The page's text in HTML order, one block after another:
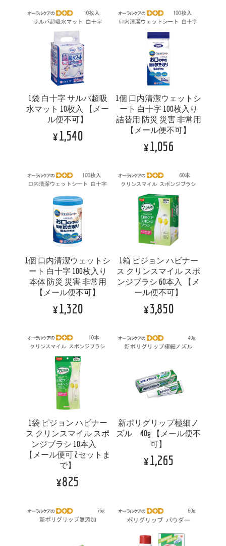
1袋 白十字 サルバ超吸
水マット 10枚入 【メー
ル便不可】
¥1,540
1個 口内清潔ウェットシ
ート 白十字 100枚入り
詰替用 防災 災害 非常用
【メール便不可】
¥1,056
1個 口内清潔ウェットシ
ート 白十字 100枚入り
本体 防災 災害 非常用
【メール便不可】
¥1,320
1箱 ピジョン ハビナー
ス クリンスマイル スポ
ンジブラシ 60本入 【メ
ール便不可】
¥3,850
1袋 ピジョン ハビナー
ス クリンスマイル スポ
ンジブラシ 10本入
【メール便可 2セットま
で】
¥825
新ポリグリップ極細ノ
ズル 40g 【メール便不
可】
¥1,265